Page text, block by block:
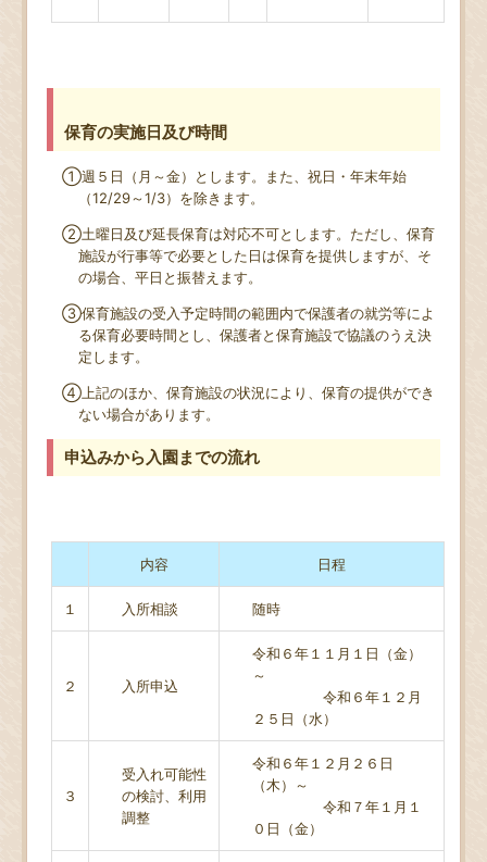
保育の実施日及び時間
①週５日（月～金）とします。また、祝日・年末年始
（12/29～1/3）を除きます。
②土曜日及び延長保育は対応不可とします。ただし、保育
施設が行事等で必要とした日は保育を提供しますが、そ
の場合、平日と振替えます。
③保育施設の受入予定時間の範囲内で保護者の就労等によ
る保育必要時間とし、保護者と保育施設で協議のうえ決
定します。
④上記のほか、保育施設の状況により、保育の提供ができ
ない場合があります。
申込みから入園までの流れ
内容 日程
１ 入所相談 随時
２ 入所申込
令和６年１１月１日（金）
～
令和６年１２月
２５日（水）
３
受入れ可能性
の検討、利用
調整
令和６年１２月２６日
（木）～
令和７年１月１
０日（金）